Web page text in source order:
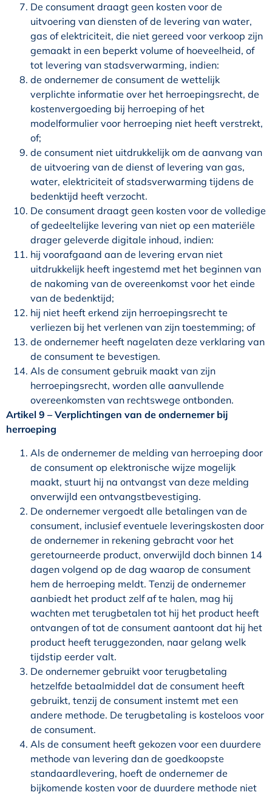
De consument draagt geen kosten voor de
uitvoering van diensten of de levering van water,
gas of elektriciteit, die niet gereed voor verkoop zijn
gemaakt in een beperkt volume of hoeveelheid, of
tot levering van stadsverwarming, indien:
de ondernemer de consument de wettelijk
verplichte informatie over het herroepingsrecht, de
kostenvergoeding bij herroeping of het
modelformulier voor herroeping niet heeft verstrekt,
of;
de consument niet uitdrukkelijk om de aanvang van
de uitvoering van de dienst of levering van gas,
water, elektriciteit of stadsverwarming tijdens de
bedenktijd heeft verzocht.
De consument draagt geen kosten voor de volledige
of gedeeltelijke levering van niet op een materiële
drager geleverde digitale inhoud, indien:
hij voorafgaand aan de levering ervan niet
uitdrukkelijk heeft ingestemd met het beginnen van
de nakoming van de overeenkomst voor het einde
van de bedenktijd;
hij niet heeft erkend zijn herroepingsrecht te
verliezen bij het verlenen van zijn toestemming; of
de ondernemer heeft nagelaten deze verklaring van
de consument te bevestigen.
Als de consument gebruik maakt van zijn
herroepingsrecht, worden alle aanvullende
overeenkomsten van rechtswege ontbonden.
Artikel 9 – Verplichtingen van de ondernemer bij
herroeping
Als de ondernemer de melding van herroeping door
de consument op elektronische wijze mogelijk
maakt, stuurt hij na ontvangst van deze melding
onverwijld een ontvangstbevestiging.
De ondernemer vergoedt alle betalingen van de
consument, inclusief eventuele leveringskosten door
de ondernemer in rekening gebracht voor het
geretourneerde product, onverwijld doch binnen 14
dagen volgend op de dag waarop de consument
hem de herroeping meldt. Tenzij de ondernemer
aanbiedt het product zelf af te halen, mag hij
wachten met terugbetalen tot hij het product heeft
ontvangen of tot de consument aantoont dat hij het
product heeft teruggezonden, naar gelang welk
tijdstip eerder valt.
De ondernemer gebruikt voor terugbetaling
hetzelfde betaalmiddel dat de consument heeft
gebruikt, tenzij de consument instemt met een
andere methode. De terugbetaling is kosteloos voor
de consument.
Als de consument heeft gekozen voor een duurdere
methode van levering dan de goedkoopste
standaardlevering, hoeft de ondernemer de
bijkomende kosten voor de duurdere methode niet